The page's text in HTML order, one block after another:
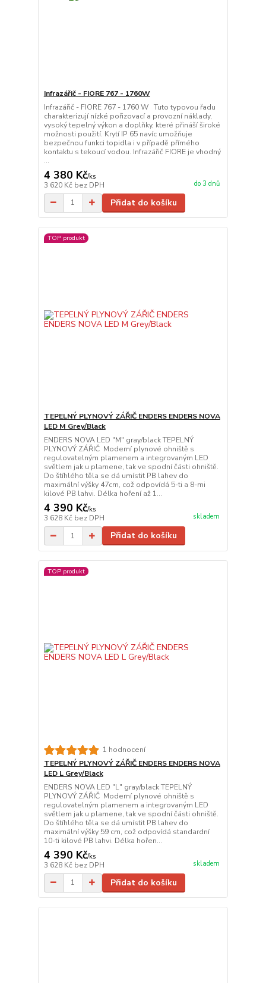
Infrazářič - FIORE 767 - 1760W
Infrazářič - FIORE 767 - 1760 W Tuto typovou řadu
charakterizují nízké pořizovací a provozní náklady,
vysoký tepelný výkon a doplňky, které přináší široké
možnosti použití. Krytí IP 65 navíc umožňuje
bezpečnou funkci topidla i v případě přímého
kontaktu s tekoucí vodou. Infrazářič FIORE je vhodný
...
4 380 Kč/ks
3 620 Kč bez DPH do 3 dnů
Přidat do košíku
TOP produkt
TEPELNÝ PLYNOVÝ ZÁŘIČ ENDERS ENDERS NOVA
LED M Grey/Black
ENDERS NOVA LED "M" gray/black TEPELNÝ
PLYNOVÝ ZÁŘIČ Moderní plynové ohniště s
regulovatelným plamenem a integrovaným LED
světlem jak u plamene, tak ve spodní části ohniště.
Do štíhlého těla se dá umístit PB lahev do
maximální výšky 47cm, což odpovídá 5-ti a 8-mi
kilové PB lahvi. Délka hoření až 1...
4 390 Kč/ks
3 628 Kč bez DPH skladem
Přidat do košíku
TOP produkt
1 hodnocení
TEPELNÝ PLYNOVÝ ZÁŘIČ ENDERS ENDERS NOVA
LED L Grey/Black
ENDERS NOVA LED "L" gray/black TEPELNÝ
PLYNOVÝ ZÁŘIČ Moderní plynové ohniště s
regulovatelným plamenem a integrovaným LED
světlem jak u plamene, tak ve spodní části ohniště.
Do štíhlého těla se dá umístit PB lahev do
maximální výšky 59 cm, což odpovídá standardní
10-ti kilové PB lahvi. Délka hořen...
4 390 Kč/ks
3 628 Kč bez DPH skladem
Přidat do košíku